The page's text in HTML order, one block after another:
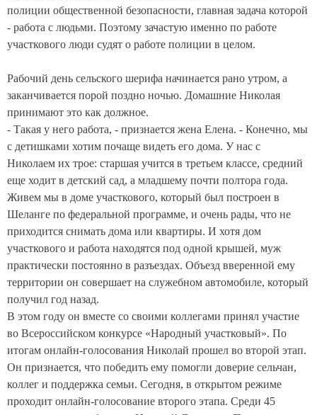
полиции общественной безопасности, главная задача которой
- работа с людьми. Поэтому зачастую именно по работе
участкового люди судят о работе полиции в целом.
Рабочий день сельского шерифа начинается рано утром, а
заканчивается порой поздно ночью. Домашние Николая
принимают это как должное.
- Такая у него работа, - признается жена Елена. - Конечно, мы
с детишками хотим почаще видеть его дома. У нас с
Николаем их трое: старшая учится в третьем классе, средний
еще ходит в детский сад, а младшему почти полтора года.
Живем мы в доме участкового, который был построен в
Шеланге по федеральной программе, и очень рады, что не
приходится снимать дома или квартиры. И хотя дом
участкового и работа находятся под одной крышей, муж
практически постоянно в разъездах. Объезд вверенной ему
территории он совершает на служебном автомобиле, который
получил год назад.
В этом году он вместе со своими коллегами принял участие
во Всероссийском конкурсе «Народный участковый». По
итогам онлайн-голосования Николай прошел во второй этап.
Он признается, что победить ему помогли доверие сельчан,
коллег и поддержка семьи. Сегодня, в открытом режиме
проходит онлайн-голосование второго этапа. Среди 45